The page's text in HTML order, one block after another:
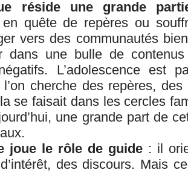
réside une grande
quête de repères ou
vers des communautés
dans une bulle de
L’adolescence est
cherche des repères,
se faisait dans les cercles
une grande part de
joue le rôle de guide : il
des discours. Mais